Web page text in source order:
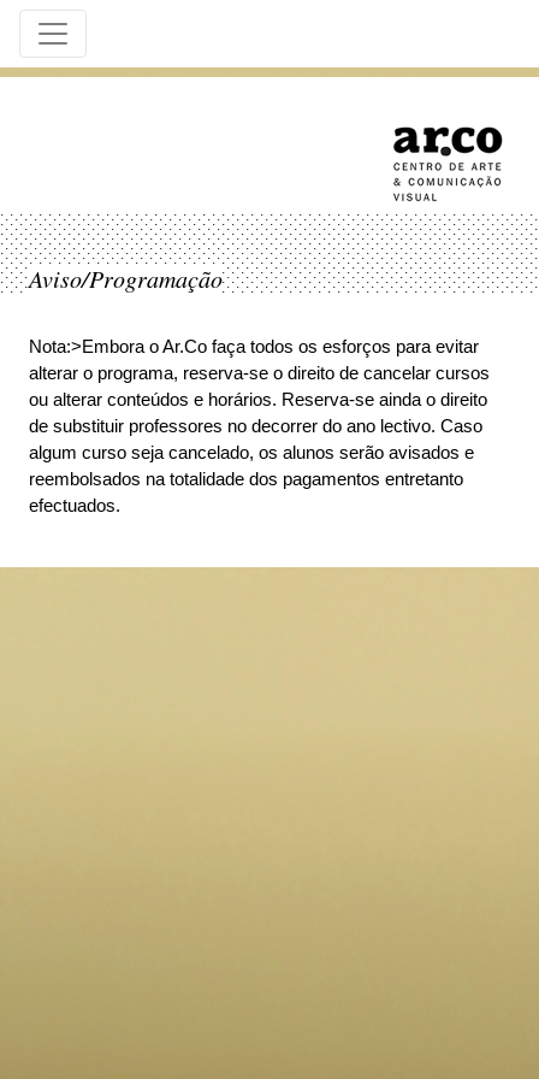
Aviso/Programação
Nota:>Embora o Ar.Co faça todos os esforços para evitar
alterar o programa, reserva-se o direito de cancelar cursos
ou alterar conteúdos e horários. Reserva-se ainda o direito
de substituir professores no decorrer do ano lectivo. Caso
algum curso seja cancelado, os alunos serão avisados e
reembolsados na totalidade dos pagamentos entretanto
efectuados.